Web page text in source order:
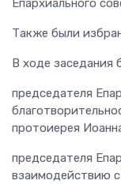
Епархиального
Также были
В ходе заседания
председателя
протоиерея
председателя
взаимодействию